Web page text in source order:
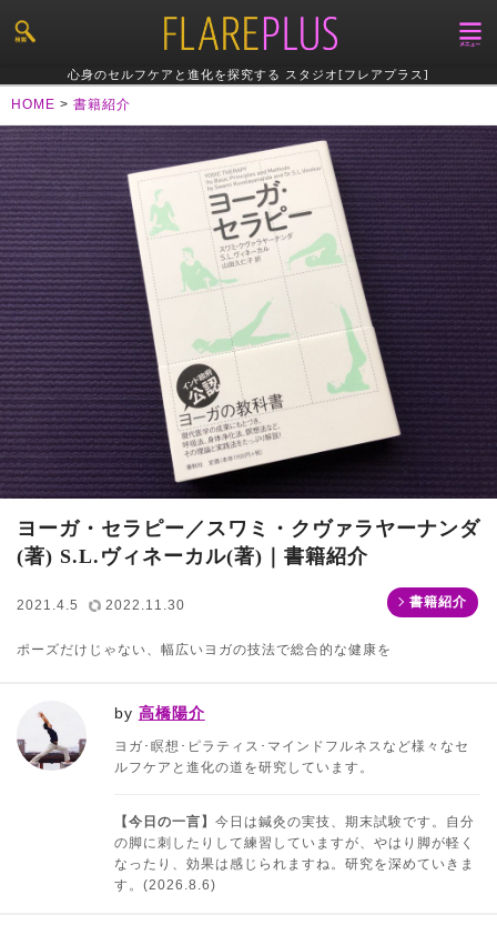
心身のセルフケアと進化を探究する スタジオ[フレアプラス]
HOME > 書籍紹介
ヨーガ・セラピー／スワミ・クヴァラヤーナンダ
(著) S.L.ヴィネーカル(著)｜書籍紹介
2021.4.5 2022.11.30 書籍紹介
ポーズだけじゃない、幅広いヨガの技法で総合的な健康を
by 高橋陽介
ヨガ･瞑想･ピラティス･マインドフルネスなど様々なセ
ルフケアと進化の道を研究しています。
【今日の一言】 今日は鍼灸の実技、期末試験です。自分
の脚に刺したりして練習していますが、やはり脚が軽く
なったり、効果は感じられますね。研究を深めていきま
す。(2026.8.6)